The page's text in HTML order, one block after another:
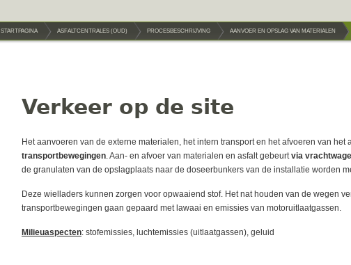
STARTPAGINA ASFALTCENTRALES (OUD) PROCESBESCHRIJVING AANVOER EN OPSLAG VAN MATERIALEN
Verkeer op de site
Het aanvoeren van de externe materialen, het intern transport en het afvoeren van het
transportbewegingen. Aan- en afvoer van materialen en asfalt gebeurtvia
de granulaten van de opslagplaats naar de doseerbunkers van de installatie worden
Deze wielladers kunnen zorgen voor opwaaiend stof. Het nat houden van de wegen
transportbewegingen gaan gepaard met lawaai en emissies van motoruitlaatgassen.
Milieuaspecten: stofemissies, luchtemissies (uitlaatgassen), geluid